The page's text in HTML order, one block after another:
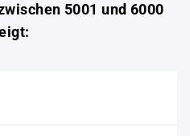
5001 und 6000